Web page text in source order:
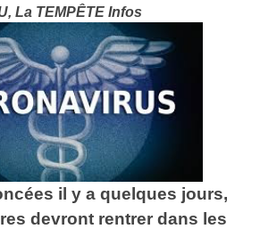
La TEMPÊTE Infos
il y a quelques jours,
devront rentrer dans les